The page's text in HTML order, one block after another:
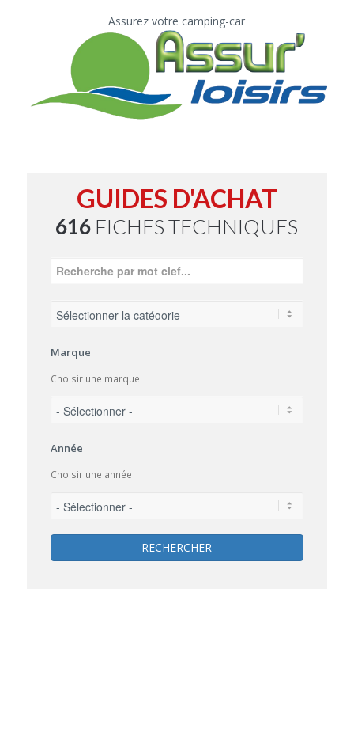
Assurez votre camping-car
GUIDES D'ACHAT
616 FICHES TECHNIQUES
Marque
Choisir une marque
Année
Choisir une année
RECHERCHER